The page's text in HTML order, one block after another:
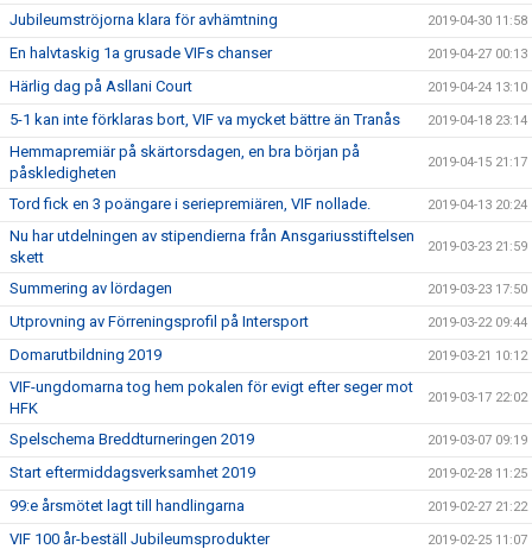
Jubileumströjorna klara för avhämtning 2019-04-30 11:58
En halvtaskig 1a grusade VIFs chanser 2019-04-27 00:13
Härlig dag på Asllani Court 2019-04-24 13:10
5-1 kan inte förklaras bort, VIF va mycket bättre än Tranås 2019-04-18 23:14
Hemmapremiär på skärtorsdagen, en bra början på
påskledigheten
2019-04-15 21:17
Tord fick en 3 poängare i seriepremiären, VIF nollade. 2019-04-13 20:24
Nu har utdelningen av stipendierna från Ansgariusstiftelsen
skett
2019-03-23 21:59
Summering av lördagen 2019-03-23 17:50
Utprovning av Förreningsprofil på Intersport 2019-03-22 09:44
Domarutbildning 2019 2019-03-21 10:12
VIF-ungdomarna tog hem pokalen för evigt efter seger mot
HFK
2019-03-17 22:02
Spelschema Breddturneringen 2019 2019-03-07 09:19
Start eftermiddagsverksamhet 2019 2019-02-28 11:25
99:e årsmötet lagt till handlingarna 2019-02-27 21:22
VIF 100 år-beställ Jubileumsprodukter 2019-02-25 11:07